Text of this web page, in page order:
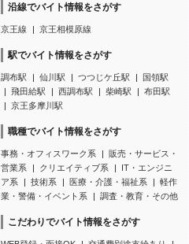
沿線でバイト情報をさがす
京王線 京王相模原線
駅でバイト情報をさがす
調布駅 仙川駅 つつじケ丘駅
国領駅
飛田給駅
西調布駅 柴崎駅
布田駅
京王多摩川駅
職種でバイト情報をさがす
事務・オフィスワーク系
販売・サービス・
営業系
クリエイティブ系
IT・エンジニ
ア系
技術系 医療・介護・福祉系
軽作
業・警備・イベント系
調査・教育・その他
こだわりでバイト情報をさがす